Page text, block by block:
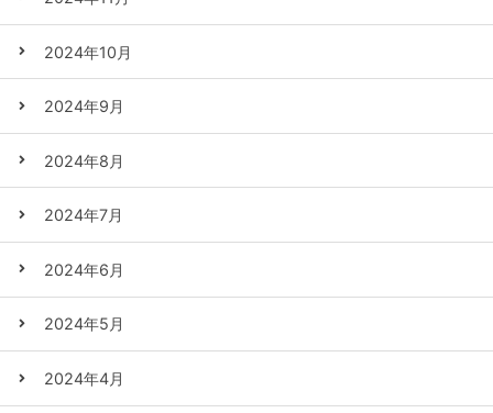
2024年10月
2024年9月
2024年8月
2024年7月
2024年6月
2024年5月
2024年4月